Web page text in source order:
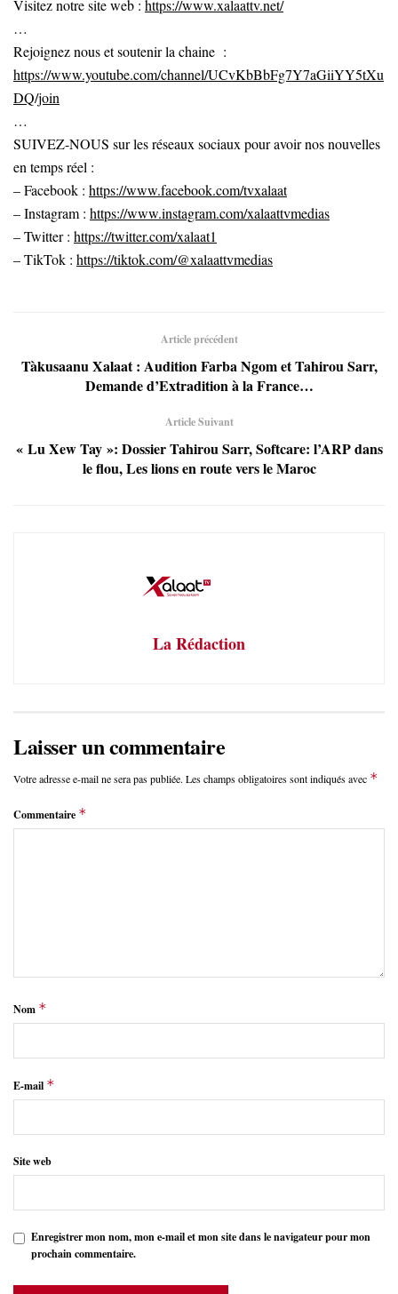
Visitez notre site web : https://www.xalaattv.net/
…
Rejoignez nous et soutenir la chaine :
https://www.youtube.com/channel/UCvKbBbFg7Y7aGiiYY5tXu
DQ/join
…
SUIVEZ-NOUS sur les réseaux sociaux pour avoir nos nouvelles
en temps réel :
– Facebook : https://www.facebook.com/tvxalaat
– Instagram : https://www.instagram.com/xalaattvmedias
– Twitter : https://twitter.com/xalaat1
– TikTok : https://tiktok.com/@xalaattvmedias
Article précédent
Tàkusaanu Xalaat : Audition Farba Ngom et Tahirou Sarr,
Demande d’Extradition à la France…
Article Suivant
« Lu Xew Tay »: Dossier Tahirou Sarr, Softcare: l’ARP dans
le flou, Les lions en route vers le Maroc
La Rédaction
Laisser un commentaire
Votre adresse e-mail ne sera pas publiée. Les champs obligatoires sont indiqués avec *
Commentaire *
Nom *
E-mail *
Site web
Enregistrer mon nom, mon e-mail et mon site dans le navigateur pour mon
prochain commentaire.